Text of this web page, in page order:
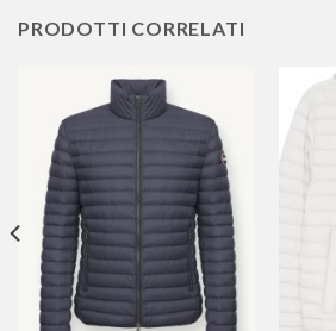
PRODOTTI CORRELATI